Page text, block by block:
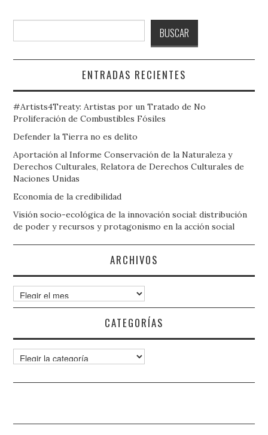
BUSCAR
ENTRADAS RECIENTES
#Artists4Treaty: Artistas por un Tratado de No
Proliferación de Combustibles Fósiles
Defender la Tierra no es delito
Aportación al Informe Conservación de la Naturaleza y
Derechos Culturales, Relatora de Derechos Culturales de
Naciones Unidas
Economía de la credibilidad
Visión socio-ecológica de la innovación social: distribución
de poder y recursos y protagonismo en la acción social
ARCHIVOS
Archivos
CATEGORÍAS
Categorías